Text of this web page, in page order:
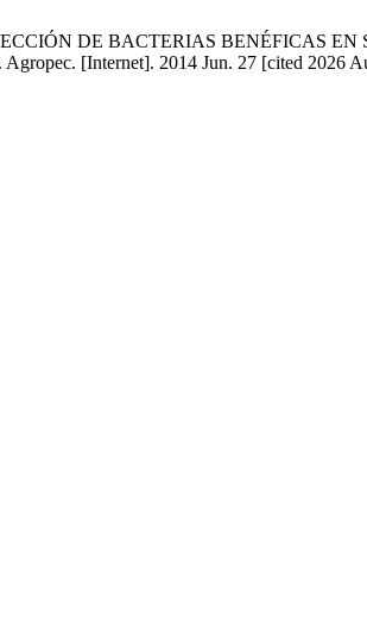
DE BACTERIAS BENÉFICAS
[Internet]. 2014 Jun. 27 [cited 2026